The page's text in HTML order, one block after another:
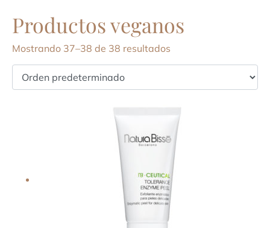
Productos veganos
Mostrando 37–38 de 38 resultados